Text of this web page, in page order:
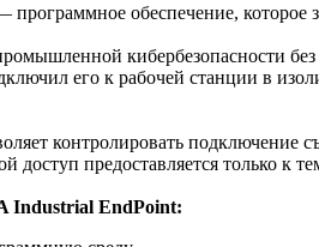
программное обеспечение, которое
кибербезопасности
его к рабочей станции в
контролировать подключение
доступ предоставляется только
Industrial EndPoint: